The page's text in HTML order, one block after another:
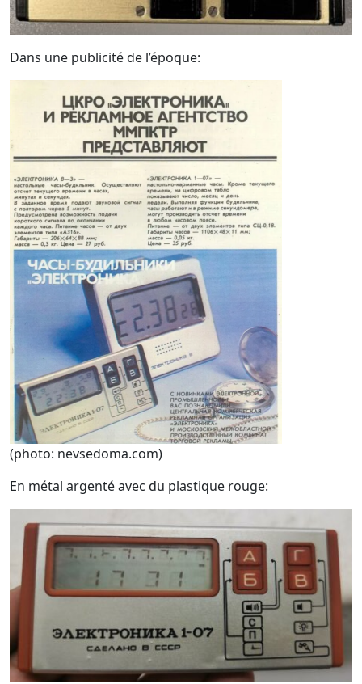
Dans une publicité de l’époque:
(photo: nevsedoma.com)
En métal argenté avec du plastique rouge: